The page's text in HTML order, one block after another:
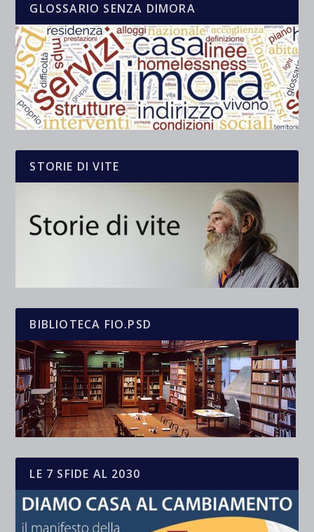
GLOSSARIO SENZA DIMORA
STORIE DI VITE
BIBLIOTECA FIO.PSD
LE 7 SFIDE AL 2030